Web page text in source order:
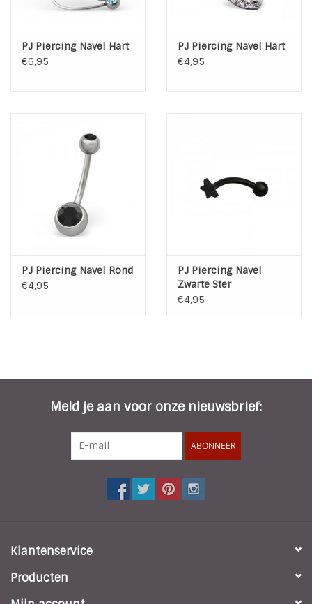
PJ Piercing Navel Hart
€6,95
PJ Piercing Navel Hart
€4,95
PJ Piercing Navel Rond
€4,95
PJ Piercing Navel
Zwarte Ster
€4,95
Meld je aan voor onze nieuwsbrief:
ABONNEER
Klantenservice
Producten